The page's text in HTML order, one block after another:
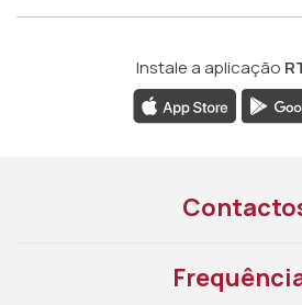
Instale a aplicação